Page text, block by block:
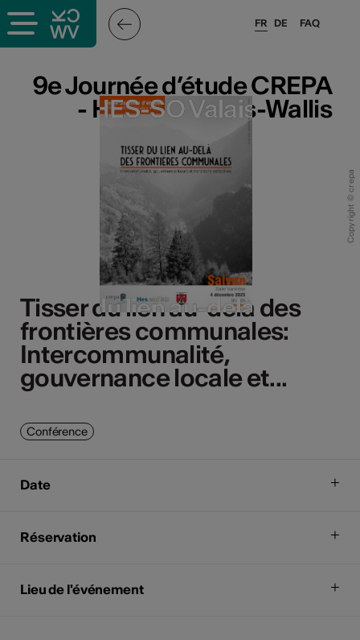
FAQ
FR DE
9e Journée d’étude CREPA
- HES-SO Valais-Wallis
Tisser du lien au-delà des
frontières communales:
Intercommunalité,
gouvernance locale et...
Copyright © crepa
9e Journée d’étude CREPA
- HES-SO Valais-Wallis
Tisser du lien au-delà des
frontières communales:
Intercommunalité,
gouvernance locale et...
Conférence
Date
Réservation
Lieu de l'événement